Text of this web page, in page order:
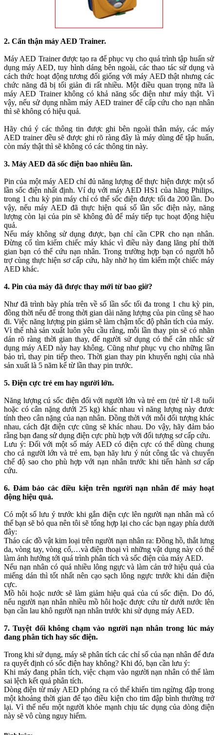
2. Cẩn thận máy AED Trainer.
Máy AED Trainer được tạo ra để phục vụ cho quá trình tập huấn sử
dụng máy AED, tuy hình dáng bên ngoài, các thao tác sử dụng và
cách thức hoạt động tương đối giống với máy AED thật nhưng các
chức năng đã bị tối giản đi rất nhiều. Một điều quan trọng nữa là
máy AED Trainer không có khả năng sốc điện như máy thật. Vì
vậy, nếu sử dụng nhầm máy AED trainer để cấp cứu cho nạn nhân
thì sẽ không có hiệu quả.
Hãy chú ý các thông tin được ghi bên ngoài thân máy, các máy
AED trainer đều sẽ được ghi rõ ràng đây là máy dùng để tập huấn,
còn máy thật thì sẽ không có các thông tin này.
3. Máy AED đã sốc điện bao nhiêu lần.
Pin của một máy AED chỉ đủ năng lượng để thực hiện được một số
lần sốc điện nhất định. Ví dụ với máy AED HS1 của hãng Philips,
trong 1 chu kỳ pin máy chỉ có thể sốc điện được tối đa 200 lần. Do
vậy, nếu máy AED đã thực hiện quá số lần sốc điện này, năng
lượng còn lại của pin sẽ không đủ để máy tiếp tục hoạt động hiệu
quả.
Nếu máy không sử dụng được, bạn chỉ cần CPR cho nạn nhân.
Đừng cố tìm kiếm chiếc máy khác vì điều này đang lãng phí thời
gian bạn có thể cứu nạn nhân. Trong trường hợp bạn có người hỗ
trợ cùng thực hiện sơ cấp cứu, hãy nhờ họ tìm kiếm một chiếc máy
AED khác.
4. Pin của máy đã được thay mới từ bao giờ?
Như đã trình bày phía trên về số lần sốc tối đa trong 1 chu kỳ pin,
đồng thời nếu để trong thời gian dài năng lượng của pin cũng sẽ hao
đi. Việc năng lượng pin giảm sẽ làm chậm tốc độ phân tích của máy.
Vì thế nhà sản xuất luôn yêu cầu rằng, mỗi lần thay pin sẽ có nhãn
dán rõ ràng thời gian thay, để người sử dụng có thể cân nhắc sử
dụng máy AED này hay không. Cũng như phục vụ cho những lần
bảo trì, thay pin tiếp theo. Thời gian thay pin khuyến nghị của nhà
sản xuất là 5 năm kể từ lần thay pin trước.
5. Điện cực trẻ em hay người lớn.
Năng lượng cú sốc điện đối với người lớn và trẻ em (trẻ từ 1-8 tuổi
hoặc có cân nặng dưới 25 kg) khác nhau vì năng lượng này đươc
tính theo cân nặng của nạn nhân. Đồng thời với mỗi đối tượng khác
nhau, cách đặt điện cực cũng sẽ khác nhau. Do vậy, hãy đảm bảo
rằng bạn đang sử dụng điện cực phù hợp với đối tượng sơ cấp cứu.
Lưu ý: Đối với một số máy AED có điện cực có thể dùng chung
cho cả người lớn và trẻ em, bạn hãy lưu ý nút công tắc và chuyển
chế độ sao cho phù hợp với nạn nhân trước khi tiến hành sơ cấp
cứu.
6. Đảm bảo các điều kiện trên người nạn nhân để máy hoạt
động hiệu quả.
Có một số lưu ý trước khi gắn điện cực lên người nạn nhân mà có
thể bạn sẽ bỏ qua nên tôi sẽ tổng hợp lại cho các bạn ngay phía dưới
đây:
Tháo các đồ vật kim loại trên người nạn nhân ra: Đồng hồ, thắt lưng
da, vòng tay, vòng cổ,…và điện thoại vì những vật dụng này có thể
làm ảnh hưởng tới quá trình phân tích và sốc điện của máy AED.
Nếu nạn nhân có quá nhiều lông ngực và làm cản trở hiệu quả của
miếng dán thì tốt nhất nên cạo sạch lông ngực trước khi dán điện
cực.
Mồ hôi hoặc nước sẽ làm giảm hiệu quả của cú sốc điện. Do đó,
nếu người nạn nhân nhiều mồ hôi hoặc được cứu từ dưới nước lên
bạn cần lau khô người nạn nhân trước khi sử dụng máy AED.
7. Tuyệt đối không chạm vào người nạn nhân trong lúc máy
đang phân tích hay sốc điện.
Trong khi sử dụng, máy sẽ phân tích các chỉ số của nạn nhân để đưa
ra quyết định có sốc điện hay không? Khi đó, bạn cần lưu ý:
Khi máy đang phân tích, việc chạm vào người nạn nhân có thể làm
sai lệch kết quả phân tích.
Dòng điện từ máy AED phóng ra có thể khiến tim ngừng đập trong
một khoảng thời gian để tạo điều kiện cho tim đập bình thường trở
lại. Vì thế nếu một người khỏe mạnh chịu tác dụng của dòng điện
này sẽ vô cùng nguy hiểm.